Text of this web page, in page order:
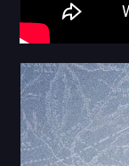
Из
часы по